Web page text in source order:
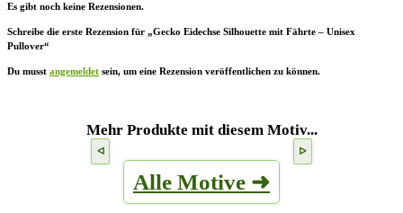
Es gibt noch keine Rezensionen.
Schreibe die erste Rezension für „Gecko Eidechse Silhouette mit Fährte – Unisex
Pullover“
Du musst angemeldet sein, um eine Rezension veröffentlichen zu können.
Mehr Produkte mit diesem Motiv...
Alle Motive ➜